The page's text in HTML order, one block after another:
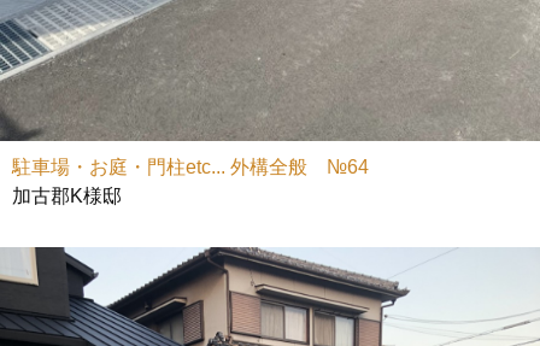
駐車場・お庭・門柱etc... 外構全般 №64
加古郡K様邸